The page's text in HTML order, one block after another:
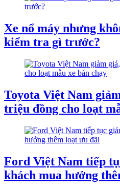
Xe nổ máy nhưng
kiểm tra gì trước?
Toyota Việt Nam
triệu đồng cho loạt
Ford Việt Nam tiếp
khách mua hưởng